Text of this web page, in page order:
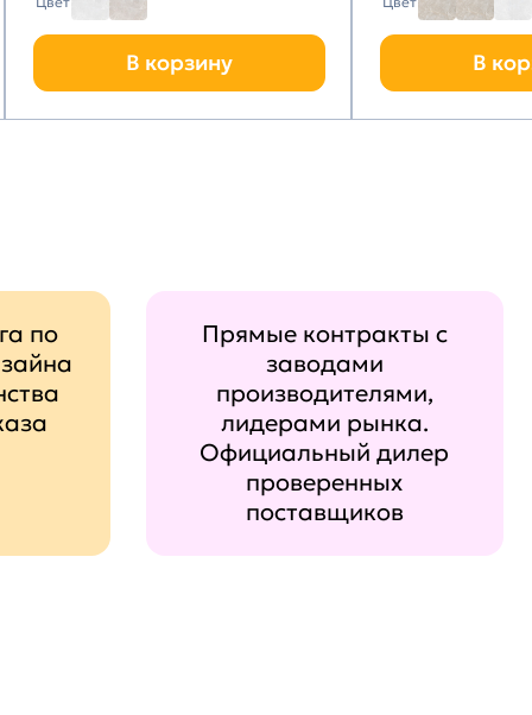
В корзину В
по
Прямые контракты с
заводами
производителями,
лидерами рынка.
Официальный дилер
проверенных
поставщиков